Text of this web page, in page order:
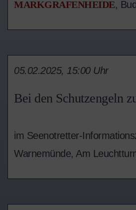
MARKGRAFENHEIDE,
Bei den Schutzengeln
05.02.2025, 15:00 Uhr
im Seenotretter-
Warnemünde, Am